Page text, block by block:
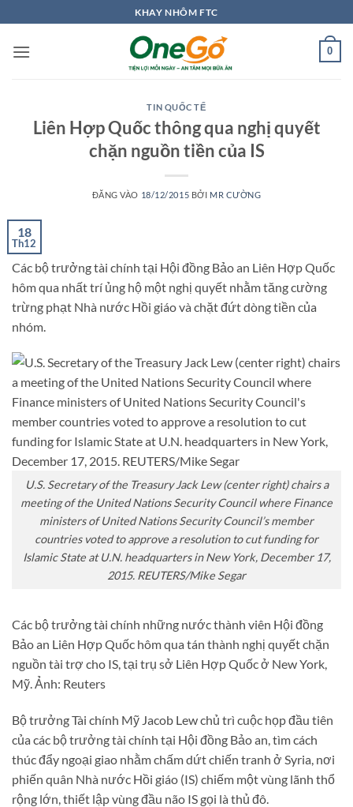
qua
nội
KHAY NHÔM FTC
0
TIN QUỐC TẾ
Liên Hợp Quốc thông qua nghị quyết
chặn nguồn tiền của IS
ĐĂNG VÀO 18/12/2015 BỞI MR CƯỜNG
18
Th12
Các bộ trưởng tài chính tại Hội đồng Bảo an Liên Hợp Quốc
hôm qua nhất trí ủng hộ một nghị quyết nhằm tăng cường
trừng phạt Nhà nước Hồi giáo và chặt đứt dòng tiền của
nhóm.
U.S. Secretary of the Treasury Jack Lew (center right) chairs a
meeting of the United Nations Security Council where Finance
ministers of United Nations Security Council’s member
countries voted to approve a resolution to cut funding for
Islamic State at U.N. headquarters in New York, December 17,
2015. REUTERS/Mike Segar
Các bộ trưởng tài chính những nước thành viên Hội đồng
Bảo an Liên Hợp Quốc hôm qua tán thành nghị quyết chặn
nguồn tài trợ cho IS, tại trụ sở Liên Hợp Quốc ở New York,
Mỹ. Ảnh: Reuters
Bộ trưởng Tài chính Mỹ Jacob Lew chủ trì cuộc họp đầu tiên
của các bộ trưởng tài chính tại Hội đồng Bảo an, tìm cách
thúc đẩy ngoại giao nhằm chấm dứt chiến tranh ở Syria, nơi
phiến quân Nhà nước Hồi giáo (IS) chiếm một vùng lãnh thổ
rộng lớn, thiết lập vùng đầu não IS gọi là thủ đô.